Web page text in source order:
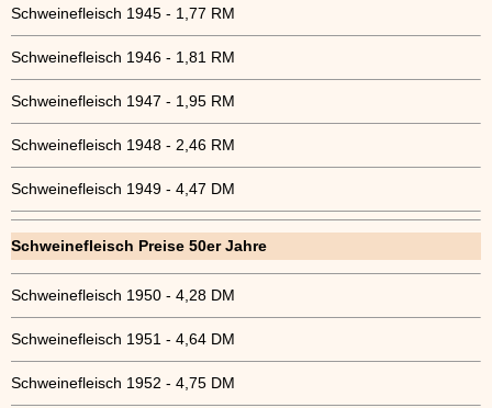
Schweinefleisch 1945 - 1,77 RM
Schweinefleisch 1946 - 1,81 RM
Schweinefleisch 1947 - 1,95 RM
Schweinefleisch 1948 - 2,46 RM
Schweinefleisch 1949 - 4,47 DM
Schweinefleisch Preise 50er Jahre
Schweinefleisch 1950 - 4,28 DM
Schweinefleisch 1951 - 4,64 DM
Schweinefleisch 1952 - 4,75 DM